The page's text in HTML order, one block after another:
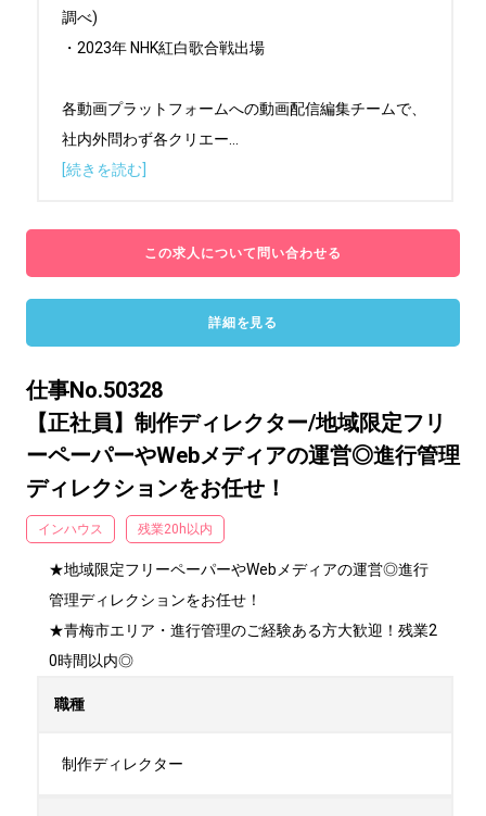
調べ)
・2023年 NHK紅白歌合戦出場
各動画プラットフォームへの動画配信編集チームで、
社内外問わず各クリエー
[続きを読む]
この求人について問い合わせる
詳細を見る
仕事No.50328
【正社員】制作ディレクター/地域限定フリ
ーペーパーやWebメディアの運営◎進行管理
ディレクションをお任せ！
インハウス 残業20h以内
★地域限定フリーペーパーやWebメディアの運営◎進行
管理ディレクションをお任せ！
★青梅市エリア・進行管理のご経験ある方大歓迎！残業2
0時間以内◎
職種
制作ディレクター